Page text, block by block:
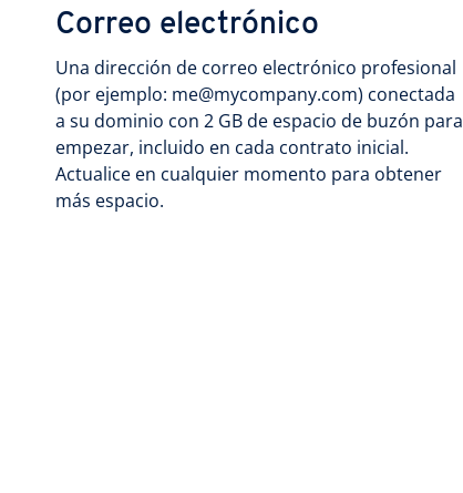
Correo electrónico
Una dirección de correo electrónico profesional
(por ejemplo: me@mycompany.com) conectada
a su dominio con 2 GB de espacio de buzón para
empezar, incluido en cada contrato inicial.
Actualice en cualquier momento para obtener
más espacio.